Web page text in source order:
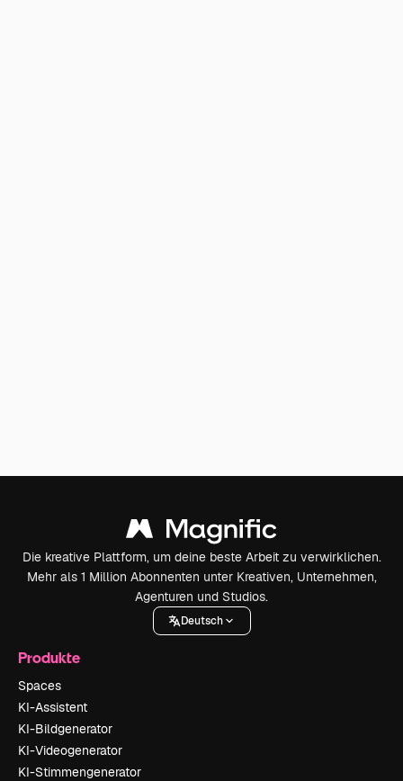
Die kreative Plattform, um deine beste Arbeit zu verwirklichen.
Mehr als 1 Million Abonnenten unter Kreativen, Unternehmen,
Agenturen und Studios.
Deutsch
Produkte
Spaces
KI-Assistent
KI-Bildgenerator
KI-Videogenerator
KI-Stimmengenerator